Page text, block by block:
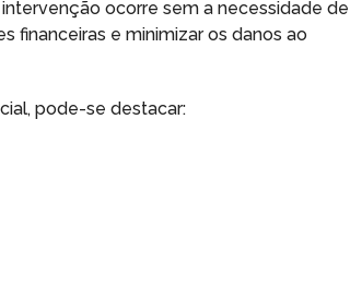
ocorre sem a necessidade de
financeiras e minimizar os danos ao
pode-se destacar: